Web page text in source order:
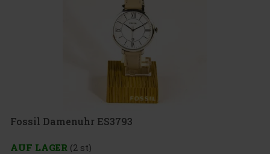
Fossil Damenuhr ES3793
AUF LAGER (2 st)